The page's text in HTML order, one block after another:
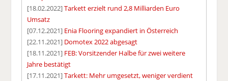
[18.02.2022]Tarkett erzielt rund 2,8 Milliarden Euro
Umsatz
[07.12.2021] Enia Flooring expandiert in Österreich
[22.11.2021] Domotex 2022 abgesagt
[18.11.2021] FEB: Vorsitzender Halbe für zwei weitere
Jahre bestätigt
[17.11.2021]Tarkett: Mehr umgesetzt, weniger verdient